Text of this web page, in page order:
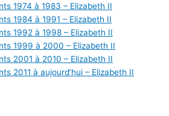
1974 à 1983 – Elizabeth II
1984 à 1991 – Elizabeth II
1992 à 1998 – Elizabeth II
1999 à 2000 – Elizabeth II
2001 à 2010 – Elizabeth II
2011 à aujourd’hui – Elizabeth II